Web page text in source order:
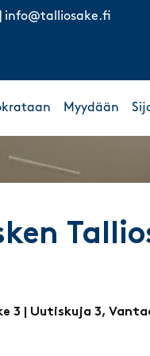
info@talliosake.fi
Myydään
3 | Uutiskuja 3,